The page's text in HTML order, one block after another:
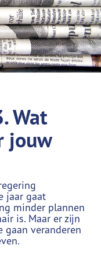
Wat
jouw
jaar gaat
minder plannen
is. Maar er zijn
gaan veranderen